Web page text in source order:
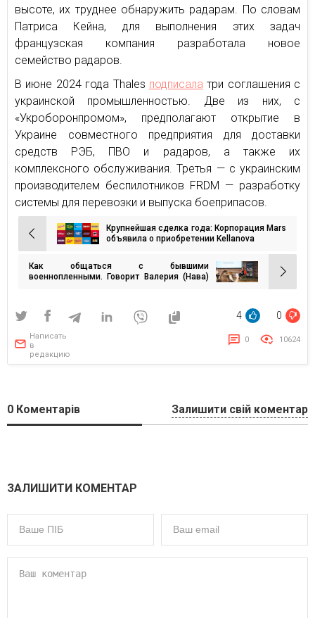
высоте, их труднее обнаружить радарам. По словам
Патриса Кейна, для выполнения этих задач
французская компания разработала новое
семейство радаров.
В июне 2024 года Thales подписала три соглашения с
украинской промышленностью. Две из них, с
«Укроборонпромом», предполагают открытие в
Украине совместного предприятия для доставки
средств РЭБ, ПВО и радаров, а также их
комплексного обслуживания. Третья — с украинским
производителем беспилотников FRDM — разработку
системы для перевозки и выпуска боеприпасов.
Навигация
по
записям
Крупнейшая сделка года: Корпорация Mars
объявила о приобретении Kellanova
Как общаться с бывшими
военнопленными. Говорит Валерия (Нава)
4 0
Написать
в
редакцию
0 10624
0 Коментарів Залишити свій коментар
ЗАЛИШИТИ КОМЕНТАР